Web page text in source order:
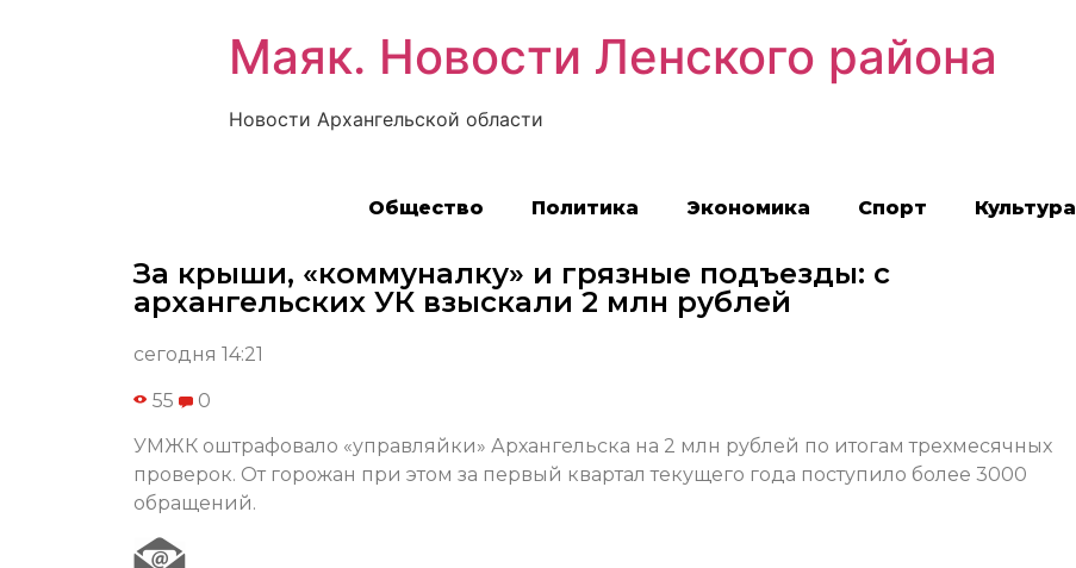
Маяк. Новости Ленского района
Новости Архангельской области
Общество Политика Экономика Спорт Культура
За крыши, «коммуналку» и грязные подъезды: с
архангельских УК взыскали 2 млн рублей
сегодня 14:21
55 0
УМЖК оштрафовало «управляйки» Архангельска на 2 млн рублей по итогам трехмесячных
проверок. От горожан при этом за первый квартал текущего года поступило более 3000
обращений.